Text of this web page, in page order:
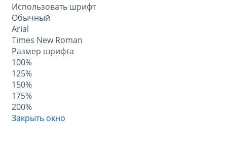
Использовать шрифт
Обычный
Arial
Times New Roman
Размер шрифта
100%
125%
150%
175%
200%
Закрыть окно